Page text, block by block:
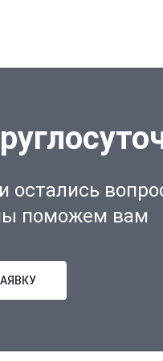
остались
поможем вам